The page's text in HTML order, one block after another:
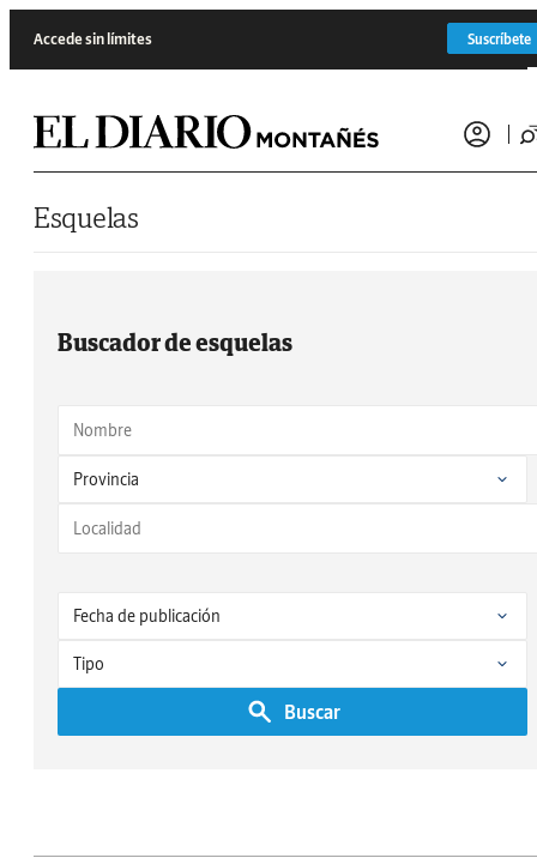
Accede sin límites Suscríbete
Esquelas
Buscador de esquelas
Buscar